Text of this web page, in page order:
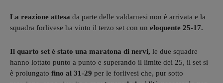
La reazione attesa da parte delle valdarnesi non è arrivata e la
squadra forlivese ha vinto il terzo set con un eloquente 25-17.
Il quarto set è stato una maratona di nervi, le due squadre
hanno lottato punto a punto e superando il limite dei 25, il set si
è prolungato fino al 31-29 per le forlivesi che, pur sotto